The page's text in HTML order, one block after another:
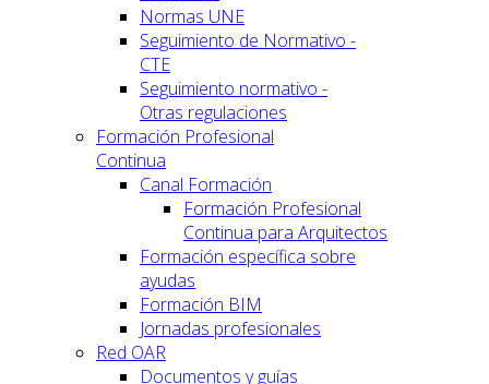
Normas UNE
Seguimiento de Normativo -
CTE
Seguimiento normativo -
Otras regulaciones
Formación Profesional
Continua
Canal Formación
Formación Profesional
Continua para Arquitectos
Formación específica sobre
ayudas
Formación BIM
Jornadas profesionales
Red OAR
Documentos y guías